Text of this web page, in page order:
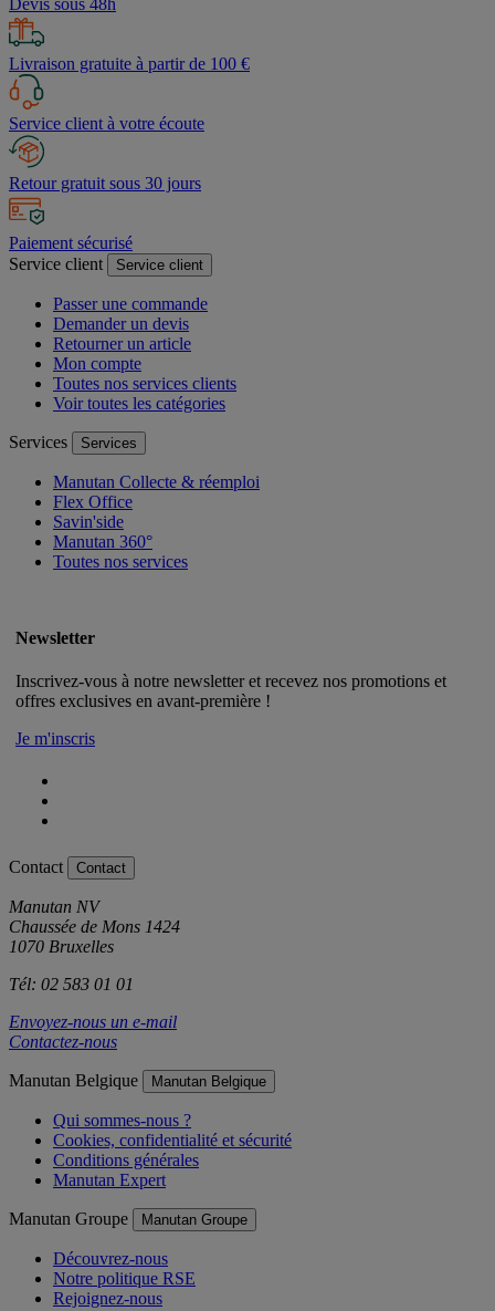
Devis sous 48h
Livraison gratuite à partir de 100 €
Service client à votre écoute
Retour gratuit sous 30 jours
Paiement sécurisé
Service client
Service client
Passer une commande
Demander un devis
Retourner un article
Mon compte
Toutes nos services clients
Voir toutes les catégories
Services Services
Manutan Collecte & réemploi
Flex Office
Savin'side
Manutan 360°
Toutes nos services
Newsletter
Inscrivez-vous à notre newsletter et recevez nos promotions et
offres exclusives en avant-première !
Je m'inscris
Contact Contact
Manutan NV
Chaussée de Mons 1424
1070 Bruxelles
Tél: 02 583 01 01
Envoyez-nous un e-mail
Contactez-nous
Manutan Belgique Manutan Belgique
Qui sommes-nous ?
Cookies, confidentialité et sécurité
Conditions générales
Manutan Expert
Manutan Groupe Manutan Groupe
Découvrez-nous
Notre politique RSE
Rejoignez-nous